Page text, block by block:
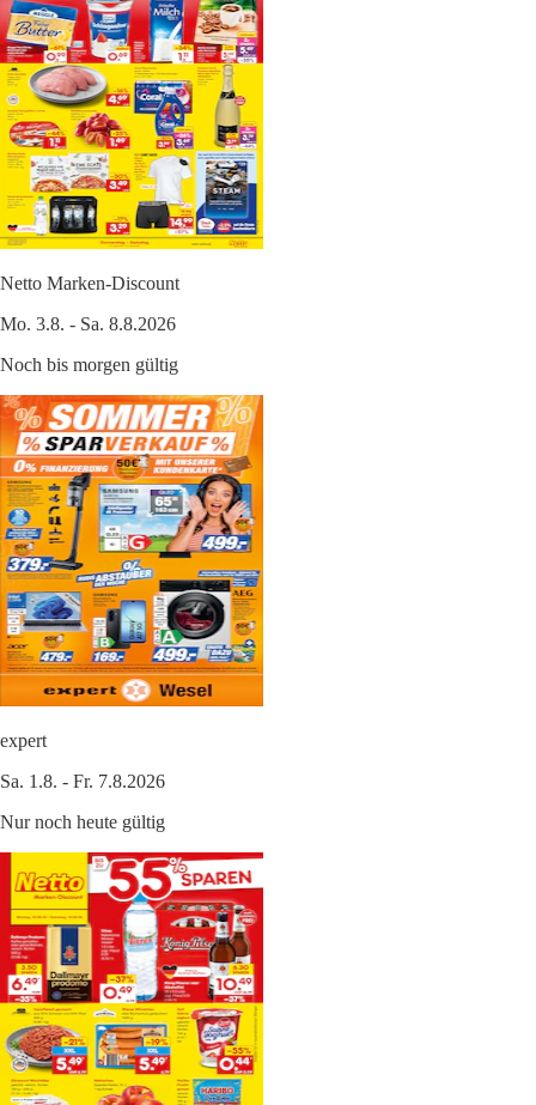
Netto Marken-Discount
Mo. 3.8. - Sa. 8.8.2026
Noch bis morgen gültig
expert
Sa. 1.8. - Fr. 7.8.2026
Nur noch heute gültig